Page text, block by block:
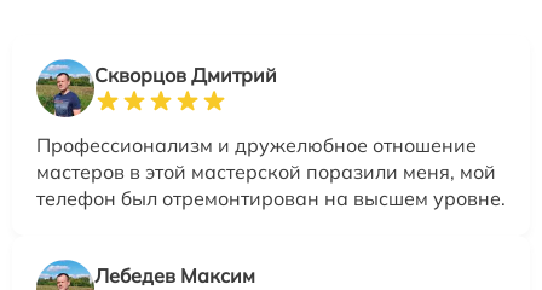
Скворцов Дмитрий
Профессионализм и дружелюбное отношение
мастеров в этой мастерской поразили меня, мой
телефон был отремонтирован на высшем уровне.
Лебедев Максим